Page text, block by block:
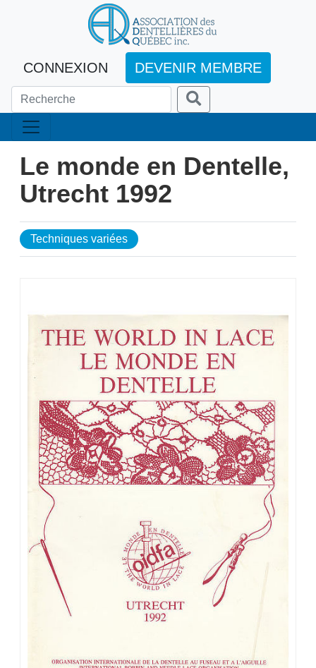
CONNEXION DEVENIR MEMBRE
Le monde en Dentelle,
Utrecht 1992
Techniques variées